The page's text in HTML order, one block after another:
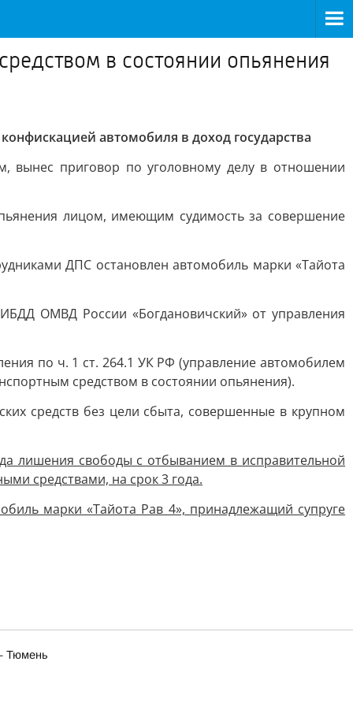
в состоянии опьянения
автомобиля в доход государства
вынес приговор по уголовному делу в отношении
лицом, имеющим судимость за совершение
ДПС остановлен автомобиль марки «Тайота
ОМВД России «Богдановичский» от управления
по ч. 1 ст. 264.1 УК РФ (управление автомобилем
средством в состоянии опьянения).
средств без цели сбыта, совершенные в крупном
лишения свободы с отбыванием в исправительной
средствами, на срок 3 года.
марки «Тайота Рав 4», принадлежащий супруге
Тюмень